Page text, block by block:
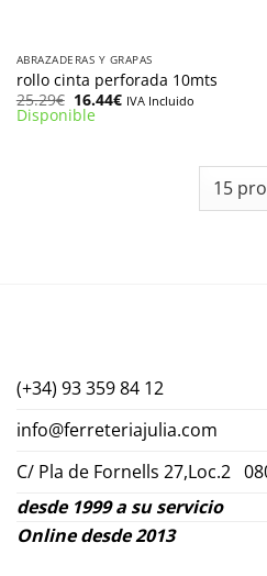
ABRAZADERAS Y GRAPAS
rollo cinta perforada 10mts
25.29€ El
precio
original
16.44€El
precio
IVA Incluido
Disponible
(+34) 93 359 84 12
info@ferreteriajulia.com
C/ Pla de Fornells 27,Loc.2
desde 1999 a su servicio
Online desde 2013